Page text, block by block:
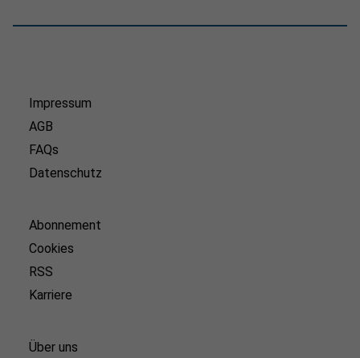
Impressum
AGB
FAQs
Datenschutz
Abonnement
Cookies
RSS
Karriere
Über uns